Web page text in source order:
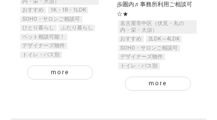
おすすめ
1K・1R・1LDK
SOHO・サロンご相談可
ひとり暮らし
ふたり暮らし
ペット相談可能！
デザイナーズ物件
トイレ・バス別
more
歩圏内♬事務所利用ご相談可
☆★
名古屋市中区（伏見・丸の
内・栄・大須）
おすすめ
2LDK～4LDK
SOHO・サロンご相談可
デザイナーズ物件
トイレ・バス別
more